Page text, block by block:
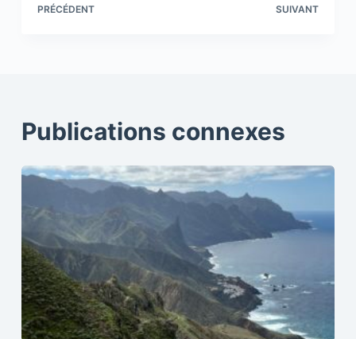
PRÉCÉDENT SUIVANT
Publications connexes